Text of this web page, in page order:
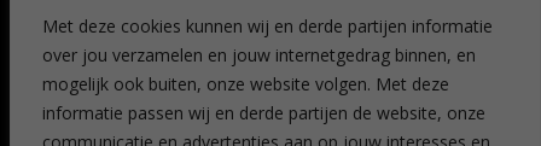
Met deze cookies kunnen wij en derde partijen informatie
over jou verzamelen en jouw internetgedrag binnen, en
mogelijk ook buiten, onze website volgen. Met deze
informatie passen wij en derde partijen de website, onze
Leiden
Amsterdam
Breda
Favorieten
Mijn art alert